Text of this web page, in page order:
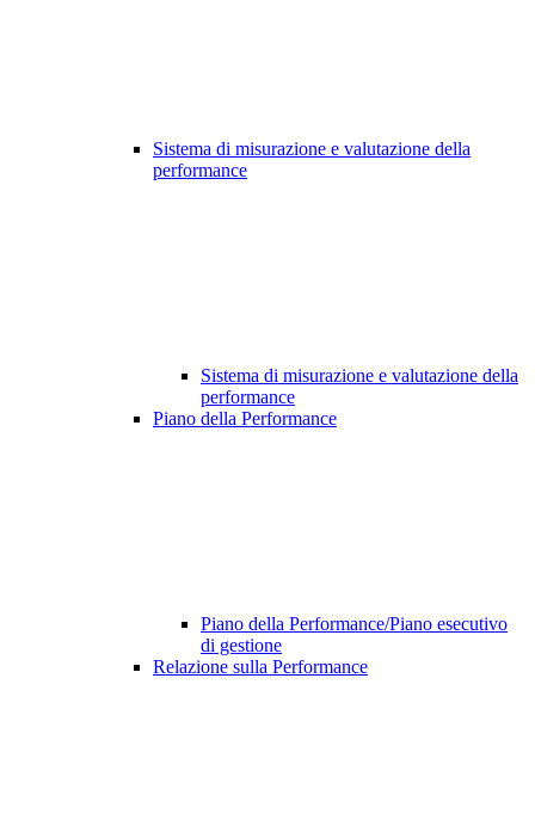
Sistema di misurazione e valutazione della
performance
Sistema di misurazione e valutazione della
performance
Piano della Performance
Piano della Performance/Piano esecutivo
di gestione
Relazione sulla Performance